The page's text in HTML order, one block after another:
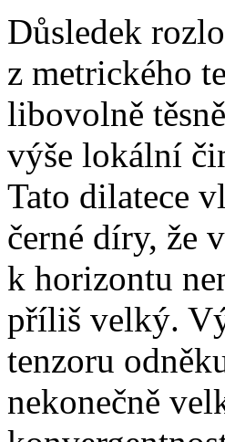
Důsledek
z metrického
libovolně
výše lokální
Tato dilatece
černé díry, že
k horizontu
příliš velký.
tenzoru
nekonečně